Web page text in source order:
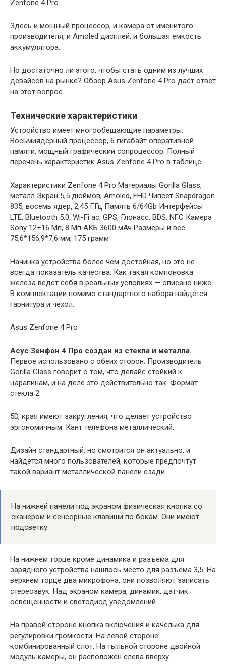
Zenfone 4 Pro.
Здесь и мощный процессор, и камера от именитого
производителя, и Amoled дисплей, и большая емкость
аккумулятора.
Но достаточно ли этого, чтобы стать одним из лучших
девайсов на рынке? Обзор Asus Zenfone 4 Pro даст ответ
на этот вопрос.
Технические характеристики
Устройство имеет многообещающие параметры.
Восьмиядерный процессор, 6 гигабайт оперативной
памяти, мощный графический сопроцессор. Полный
перечень характеристик Asus Zenfone 4 Pro в таблице.
Характеристики Zenfone 4 Pro Материалы Gorilla Glass,
металл Экран 5,5 дюймов, Amoled, FHD Чипсет Snapdragon
835, восемь ядер, 2,45 ГГц Память 6/64Gb Интерфейсы
LTE, Bluetooth 5.0, Wi-Fi ac, GPS, Глонасс, BDS, NFC Камера
Sony 12+16 Мп, 8 Мп АКБ 3600 мАч Размеры и вес
75,6*156,9*7,6 мм, 175 грамм
Начинка устройства более чем достойная, но это не
всегда показатель качества. Как такая компоновка
железа ведет себя в реальных условиях — описано ниже.
В комплектации помимо стандартного набора найдется
гарнитура и чехол.
Asus Zenfone 4 Pro
Асус Зенфон 4 Про создан из стекла и металла.
Первое использовано с обеих сторон. Производитель
Gorilla Glass говорит о том, что девайс стойкий к
царапинам, и на деле это действительно так. Формат
стекла 2.
5D, края имеют закругления, что делает устройство
эргономичным. Кант телефона металлический.
Дизайн стандартный, но смотрится он актуально, и
найдется много пользователей, которые предпочтут
такой вариант металлической панели сзади.
На нижней панели под экраном физическая кнопка со
сканером и сенсорные клавиши по бокам. Они имеют
подсветку.
На нижнем торце кроме динамика и разъема для
зарядного устройства нашлось место для разъема 3,5. На
верхнем торце два микрофона, они позволяют записать
стереозвук. Над экраном камера, динамик, датчик
освещенности и светодиод уведомлений.
На правой стороне кнопка включения и качелька для
регулировки громкости. На левой стороне
комбинированный слот. На тыльной стороне двойной
модуль камеры, он расположен слева вверху.